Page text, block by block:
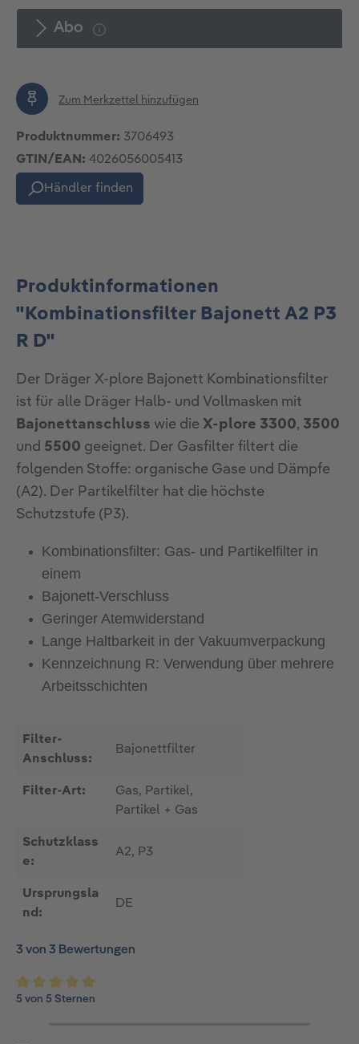
Abo
Zum Merkzettel hinzufügen
Produktnummer: 3706493
GTIN/EAN: 4026056005413
Händler finden
Produktinformationen
"Kombinationsfilter Bajonett A2 P3
R D"
Der Dräger X-plore Bajonett Kombinationsfilter
ist für alle Dräger Halb- und Vollmasken mit
Bajonettanschluss wie die X-plore 3300, 3500
und 5500 geeignet. Der Gasfilter filtert die
folgenden Stoffe: organische Gase und Dämpfe
(A2). Der Partikelfilter hat die höchste
Schutzstufe (P3).
Kombinationsfilter: Gas- und Partikelfilter in
einem
Bajonett-Verschluss
Geringer Atemwiderstand
Lange Haltbarkeit in der Vakuumverpackung
Kennzeichnung R: Verwendung über mehrere
Arbeitsschichten
Filter-
Anschluss:
Bajonettfilter
Filter-Art:
Gas, Partikel,
Partikel + Gas
Schutzklass
e:
A2, P3
Ursprungsla
nd:
DE
3 von 3 Bewertungen
Durchschnittliche Bewertung von 5 von 5 Sternen
5 von 5 Sternen